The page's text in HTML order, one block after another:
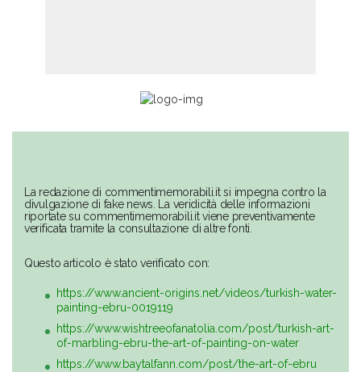
La redazione di commentimemorabili.it si impegna contro la
divulgazione di fake news. La veridicità delle informazioni
riportate su commentimemorabili.it viene preventivamente
verificata tramite la consultazione di altre fonti.
Questo articolo è stato verificato con:
https://www.ancient-origins.net/videos/turkish-water-
painting-ebru-0019119
https://www.wishtreeofanatolia.com/post/turkish-art-
of-marbling-ebru-the-art-of-painting-on-water
https://www.baytalfann.com/post/the-art-of-ebru